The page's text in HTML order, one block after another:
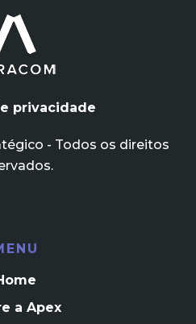
privacidade
- Todos os direitos
a Apex